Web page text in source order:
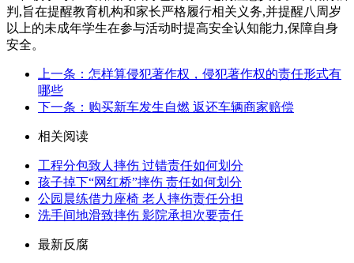
判,旨在提醒教育机构和家长严格履行相关义务,并提醒八周岁
以上的未成年学生在参与活动时提高安全认知能力,保障自身
安全。
上一条：怎样算侵犯著作权，侵犯著作权的责任形式有
哪些
下一条：购买新车发生自燃 返还车辆商家赔偿
相关阅读
工程分包致人摔伤 过错责任如何划分
孩子掉下“网红桥”摔伤 责任如何划分
公园晨练借力座椅 老人摔伤责任分担
洗手间地滑致摔伤 影院承担次要责任
最新反腐